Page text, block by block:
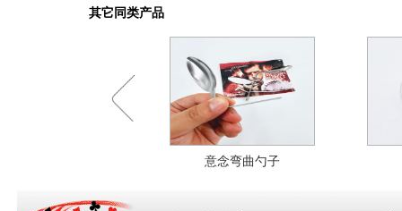
其它同类产品
意念弯曲勺子